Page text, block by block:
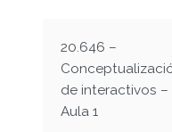
20.646 –
de interactivos –
Aula 1